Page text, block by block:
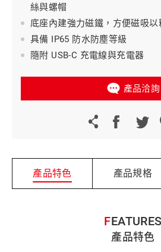
絲與螺帽
底座內建強力磁鐵，方便磁吸
具備 IP65 防水防塵等級
隨附 USB-C 充電線與充電器
產品洽詢
產品特色 產品規格
FEATURES
產品特色